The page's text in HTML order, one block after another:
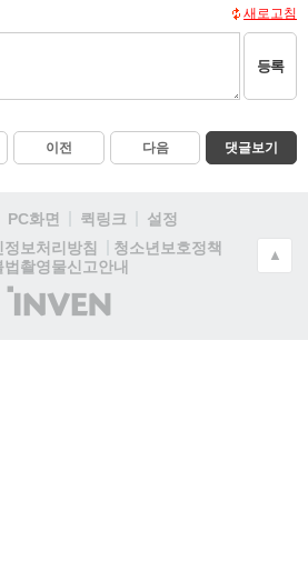
새로고침
등록
이전 다음 댓글보기
PC화면 퀵링크
설정
정보처리방침
청소년보호정책
법촬영물신고안내
(주)
인
▲